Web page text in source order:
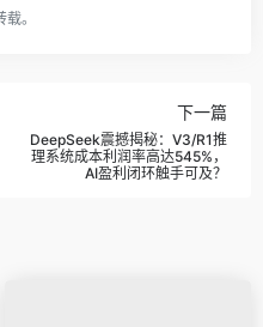
。
下一篇
DeepSeek震撼揭秘：V3/R1推
理系统成本利润率高达545%，
AI盈利闭环触手可及？